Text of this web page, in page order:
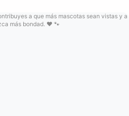
a que más mascotas sean vistas y a
más bondad. ❤️ 🐾